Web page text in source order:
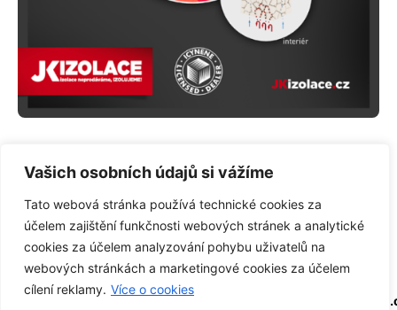
Vašich osobních údajů si vážíme
Tato webová stránka používá technické cookies za
účelem zajištění funkčnosti webových stránek a analytické
cookies za účelem analyzování pohybu uživatelů na
webových stránkách a marketingové cookies za účelem
cílení reklamy. Více o cookies
Posted by
Jakub Hlaváč
Warning : Undefined variable $date_visibility in
kizolace.cz/wp-
content/themes/ohio/parts/blog_grid/layout_type1.
php on line 106
Warning : Undefined variable $date_visibility in
/data/web/virtuals/149230/virtual/www/domains/